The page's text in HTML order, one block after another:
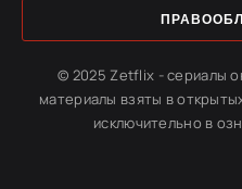
© 2025 Zetflix - сериалы
материалы взяты в
исключительно в